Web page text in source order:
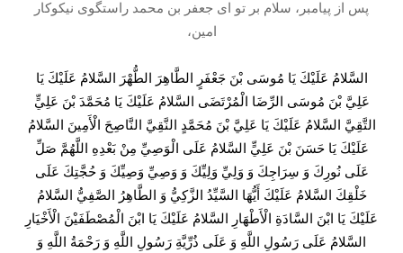
پس از پيامبر، سلام بر تو اى جعفر بن محمد راستگوى نيكوكار
امين،
السَّلامُ عَلَيْكَ يَا مُوسَى بْنَ جَعْفَرٍ الطَّاهِرَ الطُّهْرَ السَّلامُ عَلَيْكَ يَا
عَلِيَّ بْنَ مُوسَى الرِّضَا الْمُرْتَضَى السَّلامُ عَلَيْكَ يَا مُحَمَّدَ بْنَ عَلِيٍّ
التَّقِيَّ السَّلامُ عَلَيْكَ يَا عَلِيَّ بْنَ مُحَمَّدٍ النَّقِيَّ النَّاصِحَ الْأَمِينَ السَّلامُ
عَلَيْكَ يَا حَسَنَ بْنَ عَلِيٍّ السَّلامُ عَلَى الْوَصِيِّ مِنْ بَعْدِهِ اللَّهُمَّ صَلِّ
عَلَى نُورِكَ وَ سِرَاجِكَ وَ وَلِيِّ وَلِيِّكَ وَ وَصِيِّ وَصِيِّكَ وَ حُجَّتِكَ عَلَى
خَلْقِكَ السَّلامُ عَلَيْكَ أَيُّهَا السَّيِّدُ الزَّكِيُّ وَ الطَّاهِرُ الصَّفِيُّ السَّلامُ
عَلَيْكَ يَا ابْنَ السَّادَةِ الْأَطْهَارِ السَّلامُ عَلَيْكَ يَا ابْنَ الْمُصْطَفَيْنَ الْأَخْيَارِ
السَّلامُ عَلَى رَسُولِ اللَّهِ وَ عَلَى ذُرِّيَّةِ رَسُولِ اللَّهِ وَ رَحْمَةُ اللَّهِ وَ